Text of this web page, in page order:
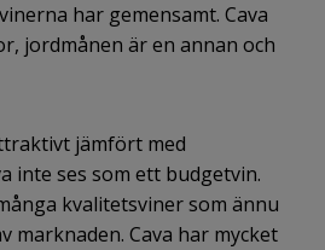
har gemensamt. Cava
jordmånen är en annan och
jämfört med
inte ses som ett budgetvin.
kvalitetsviner som ännu
marknaden. Cava har mycket